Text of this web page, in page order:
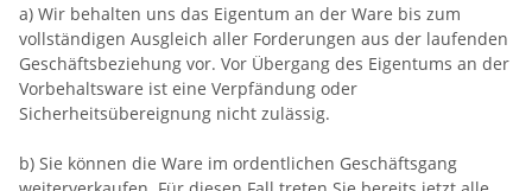
a) Wir behalten uns das Eigentum an der Ware bis zum
vollständigen Ausgleich aller Forderungen aus der laufenden
Geschäftsbeziehung vor. Vor Übergang des Eigentums an der
Vorbehaltsware ist eine Verpfändung oder
Sicherheitsübereignung nicht zulässig.
b) Sie können die Ware im ordentlichen Geschäftsgang